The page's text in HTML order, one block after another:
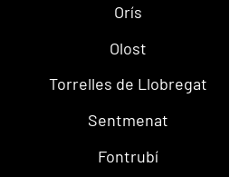
Orís
Olost
Torrelles de Llobregat
Sentmenat
Fontrubí